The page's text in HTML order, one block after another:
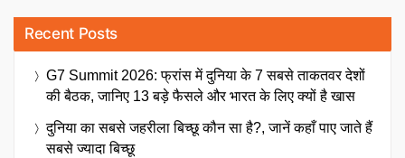
Recent Posts
G7 Summit 2026: फ्रांस में दुनिया के 7 सबसे ताकतवर देशों
की बैठक, जानिए 13 बड़े फैसले और भारत के लिए क्यों है खास
दुनिया का सबसे जहरीला बिच्छू कौन सा है?, जानें कहाँ पाए जाते हैं
सबसे ज्यादा बिच्छू